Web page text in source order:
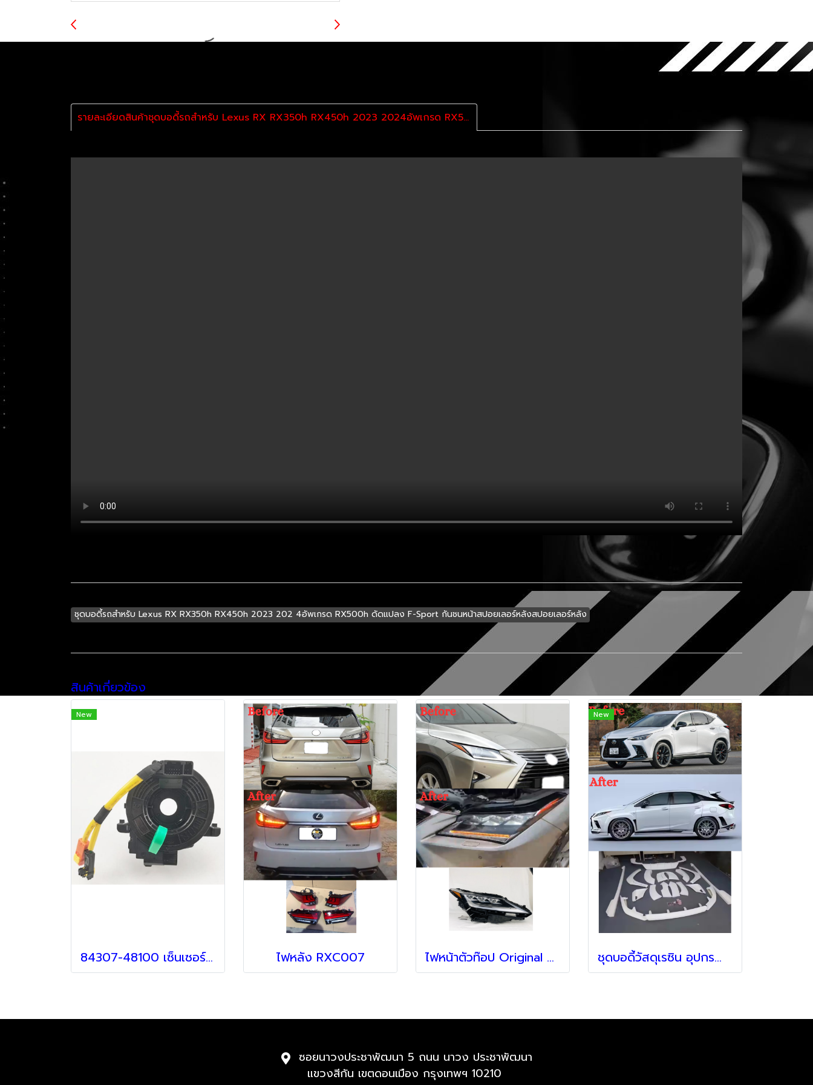
รายละเอียดสินค้าชุดบอดี้รถสำหรับ Lexus RX RX350h RX450h 2023 2024อัพเกรด RX500h ดัดแปลง F-Sport กันชนหน้าสปอยเลอร์หลังสปอยเลอร์หลัง
ชุดบอดี้รถสำหรับ Lexus RX RX350h RX450h 2023 202 4อัพเกรด RX500h ดัดแปลง F-Sport กันชนหน้าสปอยเลอร์หลังสปอยเลอร์หลัง
สินค้าเกี่ยวข้อง
New
84307-48100 เซ็นเซอร์คอพวงมาลัย สำหรับ Lexus RX270 RX350 RX450h ไฟหลัง RXC007 ไฟหน้าตัวท๊อป Original สำหรับ Lexus RX200T ปี 2016 - ปัจจุบัน
New
ชุดบอดี้วัสดุเรซิน อุปกรณ์แต่งขอบ ขอบด้านหน้าแบบดิฟฟิวเซอร์ขอบข้างแต่งขอบล้อ สำหรับ Lexus RX
ซอยนาวงประชาพัฒนา 5 ถนน นาวง ประชาพัฒนา
แขวงสีกัน เขตดอนเมือง กรุงเทพฯ 10210